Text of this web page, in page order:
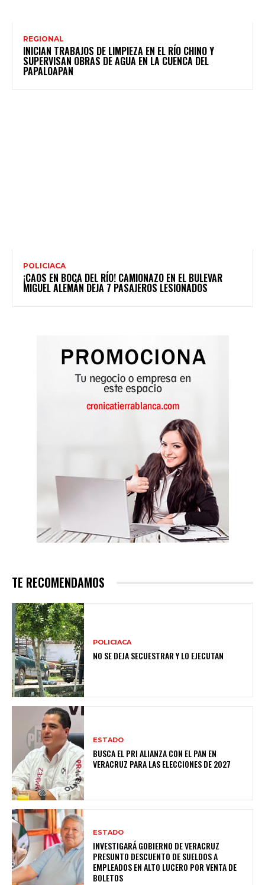
REGIONAL
INICIAN TRABAJOS DE LIMPIEZA EN EL RÍO CHINO Y
SUPERVISAN OBRAS DE AGUA EN LA CUENCA DEL
PAPALOAPAN
POLICIACA
¡CAOS EN BOCA DEL RÍO! CAMIONAZO EN EL BULEVAR
MIGUEL ALEMÁN DEJA 7 PASAJEROS LESIONADOS
TE RECOMENDAMOS
POLICIACA
NO SE DEJA SECUESTRAR Y LO EJECUTAN
ESTADO
BUSCA EL PRI ALIANZA CON EL PAN EN
VERACRUZ PARA LAS ELECCIONES DE 2027
ESTADO
INVESTIGARÁ GOBIERNO DE VERACRUZ
PRESUNTO DESCUENTO DE SUELDOS A
EMPLEADOS EN ALTO LUCERO POR VENTA DE
BOLETOS